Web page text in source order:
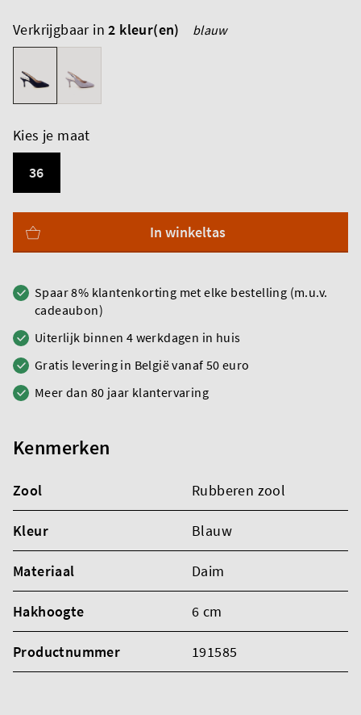
Verkrijgbaar in2 kleur(en) blauw
Kies je maat
36
In winkeltas
Spaar 8% klantenkorting met elke bestelling (m.u.v.
cadeaubon)
Uiterlijk binnen 4 werkdagen in huis
Gratis levering in België vanaf 50 euro
Meer dan 80 jaar klantervaring
Kenmerken
Zool Rubberen zool
Kleur Blauw
Materiaal Daim
Hakhoogte 6 cm
Productnummer 191585